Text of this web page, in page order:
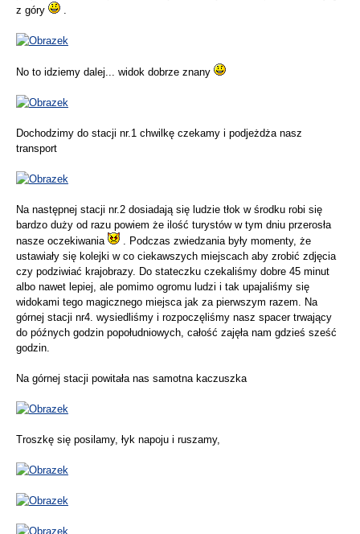
z góry
No to idziemy dalej... widok dobrze znany
Dochodzimy do stacji nr.1 chwilkę czekamy i podjeżdża nasz
transport
Na następnej stacji nr.2 dosiadają się ludzie tłok w środku robi się
bardzo duży od razu powiem że ilość turystów w tym dniu przerosła
nasze oczekiwania
. Podczas zwiedzania były momenty, że
ustawiały się kolejki w co ciekawszych miejscach aby zrobić zdjęcia
czy podziwiać krajobrazy. Do stateczku czekaliśmy dobre 45 minut
albo nawet lepiej, ale pomimo ogromu ludzi i tak upajaliśmy się
widokami tego magicznego miejsca jak za pierwszym razem. Na
górnej stacji nr4. wysiedliśmy i rozpoczęliśmy nasz spacer trwający
do późnych godzin popołudniowych, całość zajęła nam gdzieś sześć
godzin.
Na górnej stacji powitała nas samotna kaczuszka
Troszkę się posilamy, łyk napoju i ruszamy,